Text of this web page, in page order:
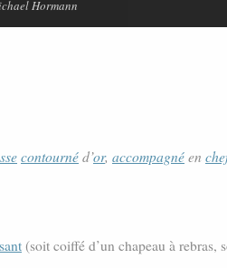
Hormann
contournéd’or, accompagnéen
(soit coiffé d’un chapeau à rebras,